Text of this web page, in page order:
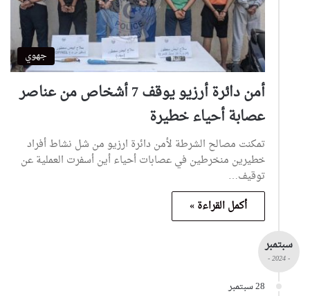
جهوي
أمن دائرة أرزيو يوقف 7 أشخاص من عناصر
عصابة أحياء خطيرة
تمكنت مصالح الشرطة لأمن دائرة ارزيو من شل نشاط أفراد
خطيرين منخرطين في عصابات أحياء أين أسفرت العملية عن
توقيف…
أكمل القراءة »
سبتمبر
- 2024 -
28 سبتمبر